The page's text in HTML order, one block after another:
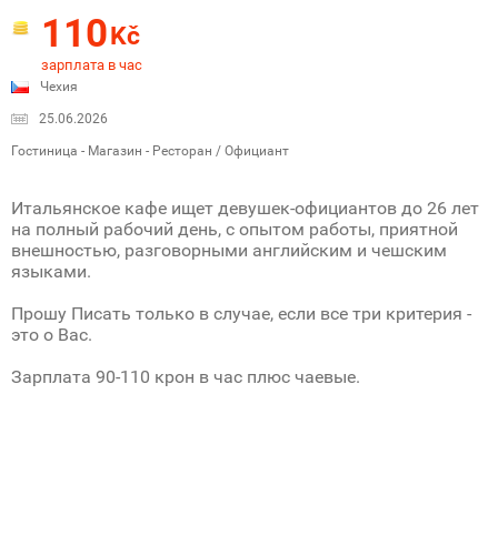
110Kč
зарплата в час
Чехия
25.06.2026
Гостиница - Магазин - Ресторан / Официант
Итальянское кафе ищет девушек-официантов до 26 лет
на полный рабочий день, с опытом работы, приятной
внешностью, разговорными английским и чешским
языками.
Прошу Писать только в случае, если все три критерия -
это о Вас.
Зарплата 90-110 крон в час плюс чаевые.